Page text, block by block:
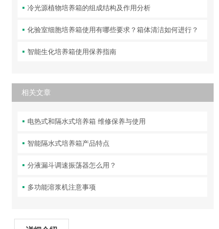
冷光源植物培养箱的组成结构及作用分析
化验室细胞培养箱使用有哪些要求？箱体清洁如何进行？
智能生化培养箱使用保养指南
相关文章
电热式和隔水式培养箱 维修保养与使用
智能隔水式培养箱产品特点
分液漏斗调速振荡器怎么用？
多功能溶浆机注意事项